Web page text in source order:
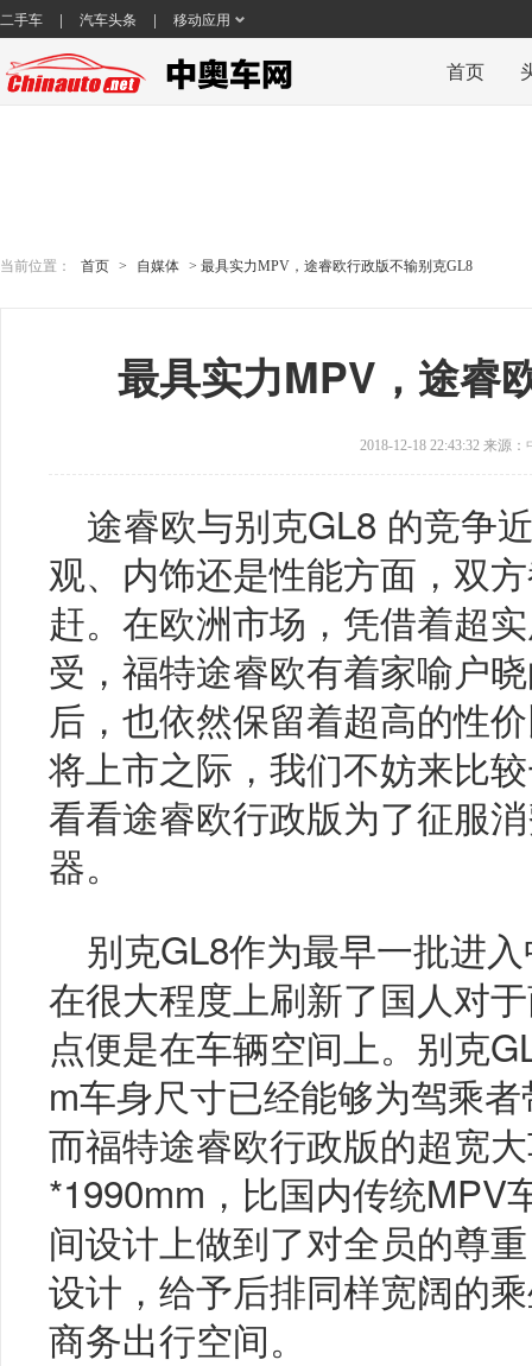
二手车 | 汽车头条 | 移动应用
首页
当前位置： 首页 > 自媒体 > 最具实力MPV，途睿欧行政版不输别克GL8
最具实力MPV，途睿
2018-12-18 22:43:32 来源：
途睿欧与别克GL8 的竞争
观、内饰还是性能方面，双
赶。在欧洲市场，凭借着超
受，福特途睿欧有着家喻户
后，也依然保留着超高的性
将上市之际，我们不妨来比
看看途睿欧行政版为了征服
器。
别克GL8作为最早一批进
在很大程度上刷新了国人对
点便是在车辆空间上。别克
m车身尺寸已经能够为驾乘
而福特途睿欧行政版的超宽
*1990mm，比国内传统MPV
间设计上做到了对全员的尊
设计，给予后排同样宽阔的
商务出行空间。